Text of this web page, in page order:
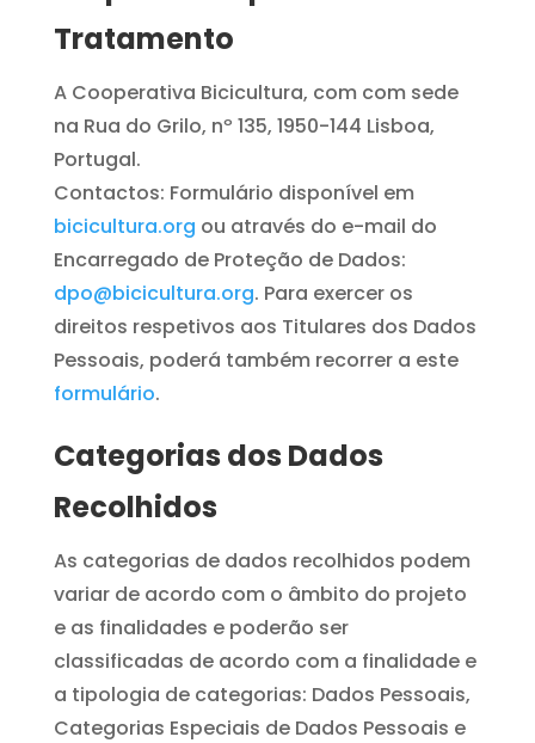
Tratamento
A Cooperativa Bicicultura, com com sede
na Rua do Grilo, nº 135, 1950-144 Lisboa,
Portugal.
Contactos: Formulário disponível em
bicicultura.org ou através do e-mail do
Encarregado de Proteção de Dados:
dpo@bicicultura.org. Para exercer os
direitos respetivos aos Titulares dos Dados
Pessoais, poderá também recorrer a este
formulário.
Categorias dos Dados
Recolhidos
As categorias de dados recolhidos podem
variar de acordo com o âmbito do projeto
e as finalidades e poderão ser
classificadas de acordo com a finalidade e
a tipologia de categorias: Dados Pessoais,
Categorias Especiais de Dados Pessoais e